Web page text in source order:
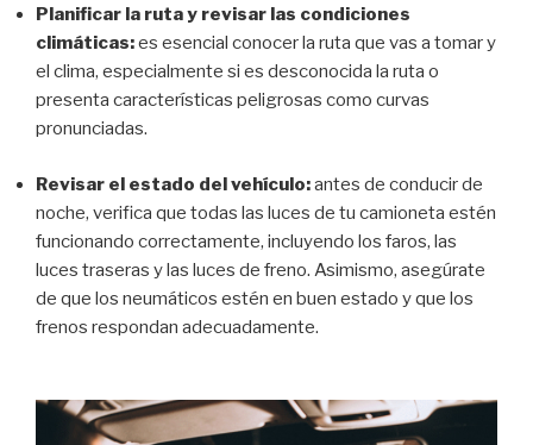
Planificar la ruta y revisar las condiciones
climáticas:es esencial conocer la ruta que vas a tomar y
el clima, especialmente si es desconocida la ruta o
presenta características peligrosas como curvas
pronunciadas.
Revisar el estado del vehículo:antes de conducir de
noche, verifica que todas las luces de tu camioneta estén
funcionando correctamente, incluyendo los faros, las
luces traseras y las luces de freno. Asimismo, asegúrate
de que los neumáticos estén en buen estado y que los
frenos respondan adecuadamente.